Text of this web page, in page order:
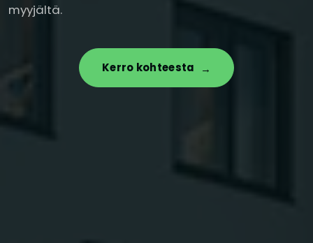
myyjältä.
Kerro kohteesta